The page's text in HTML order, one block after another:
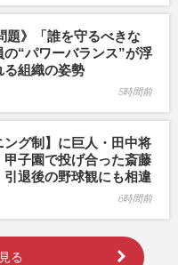
題》「誰を守るべきな
“パワーバランス”が浮
る組織の姿勢
5時間前
ング制】に巨人・田中将
甲子園で投げ合った斎藤
退後の野球観にも相違
6時間前
る